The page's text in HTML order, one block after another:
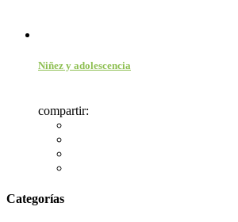
Niñez y adolescencia
compartir:
Categorías